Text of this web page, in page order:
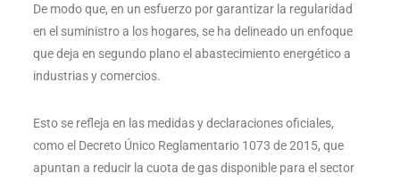
De modo que, en un esfuerzo por garantizar la regularidad
en el suministro a los hogares, se ha delineado un enfoque
que deja en segundo plano el abastecimiento energético a
industrias y comercios.
Esto se refleja en las medidas y declaraciones oficiales,
como el Decreto Único Reglamentario 1073 de 2015, que
apuntan a reducir la cuota de gas disponible para el sector